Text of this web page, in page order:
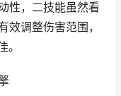
性，二技能虽然看
效调整伤害范围，